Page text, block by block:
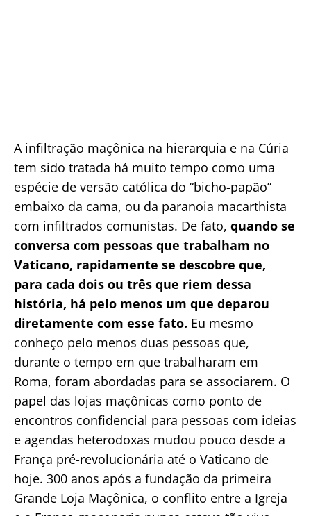
A infiltração maçônica na hierarquia e na Cúria
tem sido tratada há muito tempo como uma
espécie de versão católica do “bicho-papão”
embaixo da cama, ou da paranoia macarthista
com infiltrados comunistas. De fato, quando se
conversa com pessoas que trabalham no
Vaticano, rapidamente se descobre que,
para cada dois ou três que riem dessa
história, há pelo menos um que deparou
diretamente com esse fato. Eu mesmo
conheço pelo menos duas pessoas que,
durante o tempo em que trabalharam em
Roma, foram abordadas para se associarem. O
papel das lojas maçônicas como ponto de
encontros confidencial para pessoas com ideias
e agendas heterodoxas mudou pouco desde a
França pré-revolucionária até o Vaticano de
hoje. 300 anos após a fundação da primeira
Grande Loja Maçônica, o conflito entre a Igreja